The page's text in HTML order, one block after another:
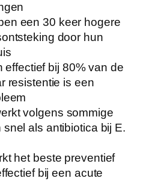
een 30 keer hogere
door hun
effectief bij 80% van de
resistentie is een
volgens sommige
als antibiotica bij E.
het beste preventief
bij een acute